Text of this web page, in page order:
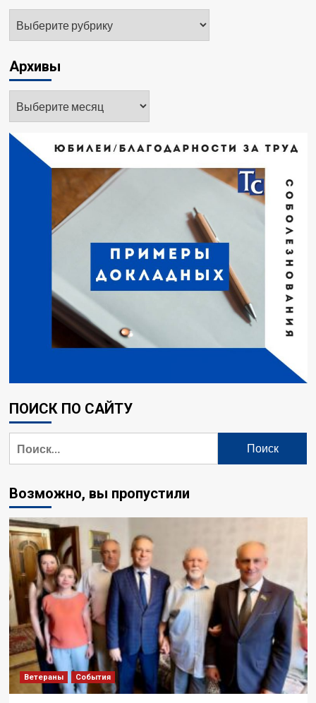
Архивы
ПОИСК ПО САЙТУ
Возможно, вы пропустили
Ветераны События